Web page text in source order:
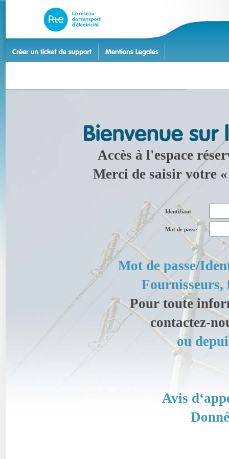
Accès à l'espace
Merci de saisir votre
Identifiant
Mot de passe
Mot de passe/
Fournisseurs,
Pour toute
contactez-
ou
Avis